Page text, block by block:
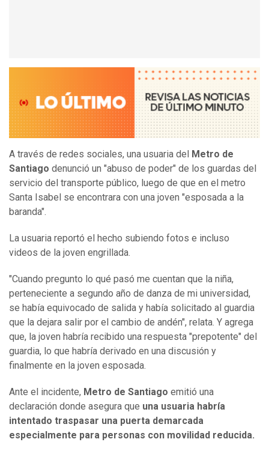
A través de redes sociales, una usuaria del
Metro de
Santiago denunció un "abuso de poder" de los guardas del
servicio del transporte público, luego de que en el metro
Santa Isabel se encontrara con una joven "esposada a la
baranda".
La usuaria reportó el hecho subiendo fotos e incluso
videos de la joven engrillada.
"Cuando pregunto lo qué pasó me cuentan que la niña,
perteneciente a segundo año de danza de mi universidad,
se había equivocado de salida y había solicitado al guardia
que la dejara salir por el cambio de andén", relata. Y agrega
que, la joven habría recibido una respuesta "prepotente" del
guardia, lo que habría derivado en una discusión y
finalmente en la joven esposada.
Ante el incidente, Metro de Santiago emitió una
declaración donde asegura que una usuaria habría
intentado traspasar una puerta demarcada
especialmente para personas con movilidad reducida.